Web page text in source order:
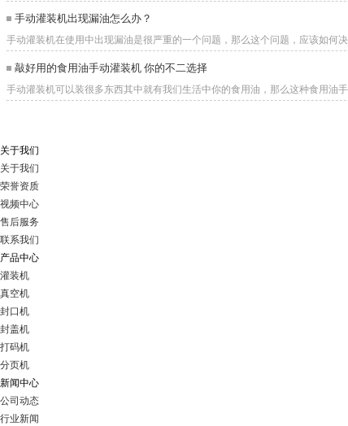
手动灌装机出现漏油怎么办？
手动灌装机在使用中出现漏油是很严重的一个问题，那么这个问题，应该如何
敲好用的食用油手动灌装机 你的不二选择
手动灌装机可以装很多东西其中就有我们生活中你的食用油，那么这种食用油
关于我们
关于我们
荣誉资质
视频中心
售后服务
联系我们
产品中心
灌装机
真空机
封口机
封盖机
打码机
分页机
新闻中心
公司动态
行业新闻